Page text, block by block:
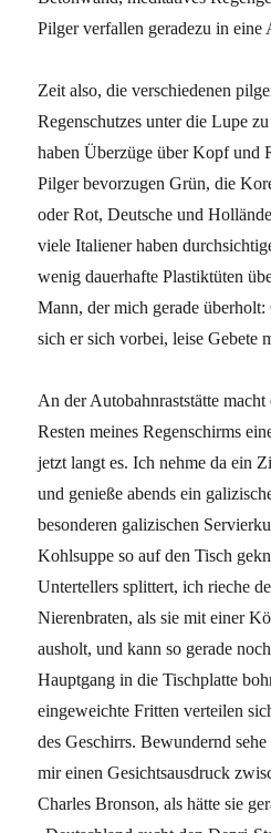
Pilger verfallen geradezu in eine
Zeit also, die verschiedenen
Regenschutzes unter die Lupe
haben Überzüge über Kopf und
Pilger bevorzugen Grün, die
oder Rot, Deutsche und
viele Italiener haben
wenig dauerhafte Plastiktüten
Mann, der mich gerade
sich er sich vorbei, leise Gebete
An der Autobahnraststätte
Resten meines Regenschirms
jetzt langt es. Ich nehme da ein
und genieße abends ein
besonderen galizischen
Kohlsuppe so auf den Tisch
Untertellers splittert, ich rieche
Nierenbraten, als sie mit einer
ausholt, und kann so gerade
Hauptgang in die Tischplatte
eingeweichte Fritten verteilen
des Geschirrs. Bewundernd
mir einen Gesichtsausdruck
Charles Bronson, als hätte sie